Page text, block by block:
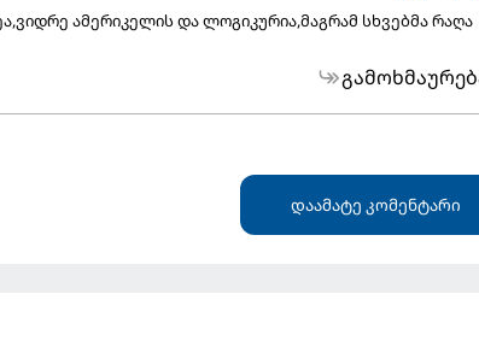
ამერიკელის და ლოგიკურია,მაგრამ სხვებმა რაღა
დაამატე კომენტარი